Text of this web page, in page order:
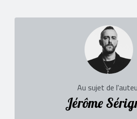
Au sujet de
Jérôme